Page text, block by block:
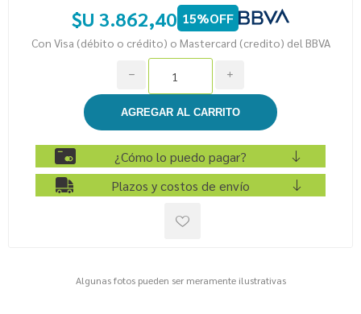
$U 3.862,40 15%OFF
Con Visa (débito o crédito) o Mastercard (credito) del BBVA
i
h
¿Cómo lo puedo pagar?
Plazos y costos de envío
Algunas fotos pueden ser meramente ilustrativas